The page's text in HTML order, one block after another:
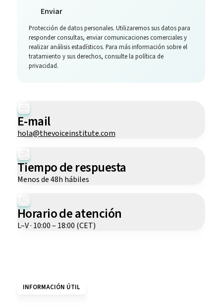
Enviar
Protección de datos personales. Utilizaremos sus datos para
responder consultas, enviar comunicaciones comerciales y
realizar análisis estadísticos. Para más información sobre el
tratamiento y sus derechos, consulte la política de
privacidad.
E-mail
hola@thevoiceinstitute.com
Tiempo de respuesta
Menos de 48h hábiles
Horario de atención
L–V · 10:00 – 18:00 (CET)
INFORMACIÓN ÚTIL